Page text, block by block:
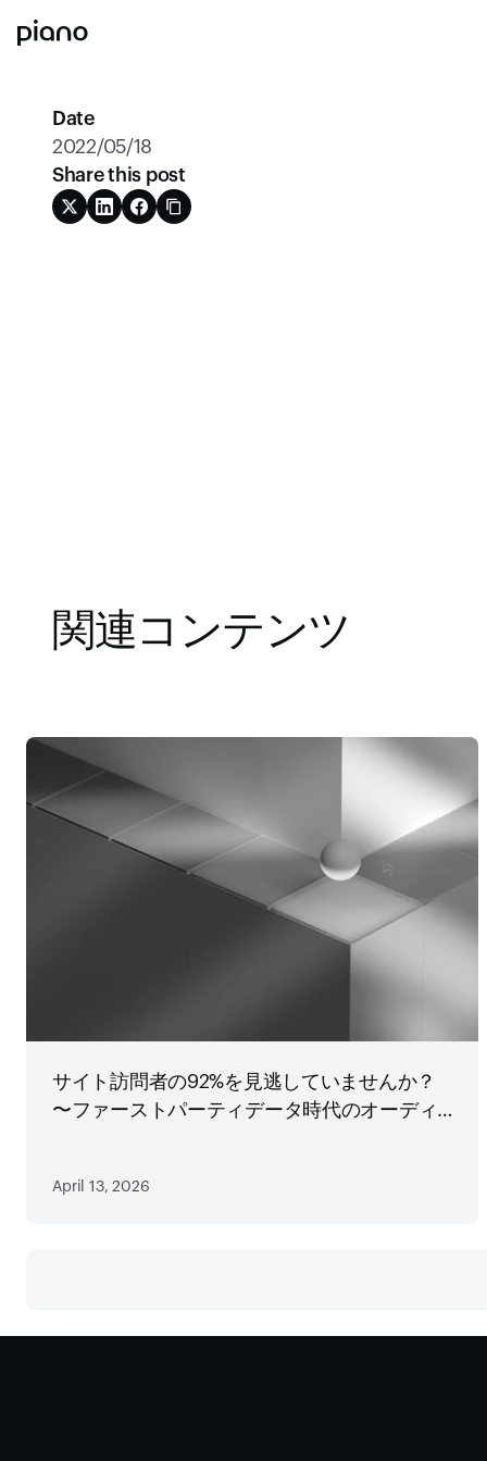
Date
2022/05/18
Share this post
関連コンテンツ
サイト訪問者の92%を見逃していませんか？
〜ファーストパーティデータ時代のオーディ
April 13, 2026